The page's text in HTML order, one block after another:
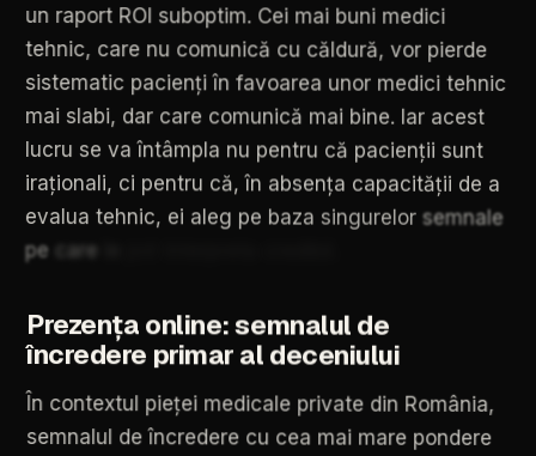
un raport ROI suboptim. Cei mai buni medici
tehnic, care nu comunică cu căldură, vor pierde
sistematic pacienți în favoarea unor medici tehnic
mai slabi, dar care comunică mai bine. Iar acest
lucru se va întâmpla nu pentru că pacienții sunt
iraționali, ci pentru că, în absența capacității de a
evalua tehnic, ei aleg pe baza singurelor semnale
pe
care
Prezența online:semnalul de
încredere primar al deceniului
În contextul pieței medicale private din România,
semnalul de încredere cu cea mai mare pondere